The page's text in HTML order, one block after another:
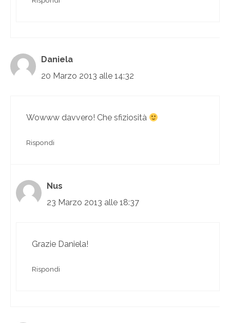
Daniela
20 Marzo 2013 alle 14:32
Wowww davvero! Che sfiziosità
Rispondi
Nus
23 Marzo 2013 alle 18:37
Grazie Daniela!
Rispondi